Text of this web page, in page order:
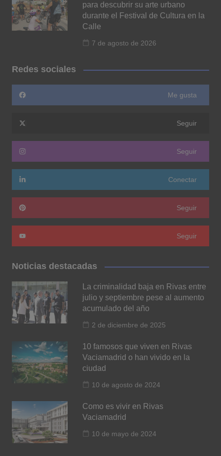
para descubrir su arte urbano
durante el Festival de Cultura en la
Calle
7 de agosto de 2026
Redes sociales
Me gusta
Seguir
Seguir
Conectar
Seguir
Seguir
Noticias destacadas
La criminalidad baja en Rivas entre
julio y septiembre pese al aumento
acumulado del año
2 de diciembre de 2025
10 famosos que viven en Rivas
Vaciamadrid o han vivido en la
ciudad
10 de agosto de 2024
Como es vivir en Rivas
Vaciamadrid
10 de mayo de 2024